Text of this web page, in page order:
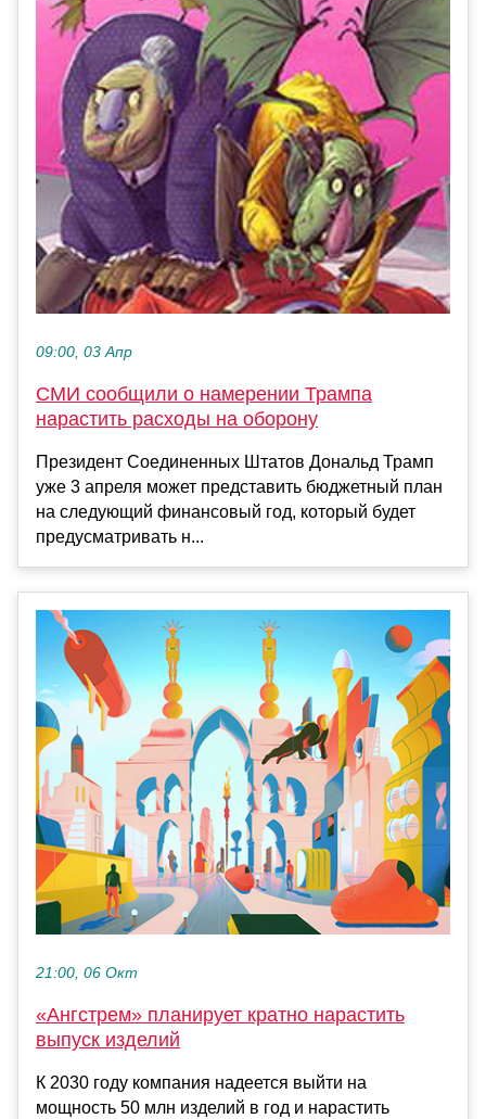
09:00, 03 Апр
СМИ сообщили о намерении Трампа
нарастить расходы на оборону
Президент Соединенных Штатов Дональд Трамп
уже 3 апреля может представить бюджетный план
на следующий финансовый год, который будет
предусматривать н...
21:00, 06 Окт
«Ангстрем» планирует кратно нарастить
выпуск изделий
К 2030 году компания надеется выйти на
мощность 50 млн изделий в год и нарастить